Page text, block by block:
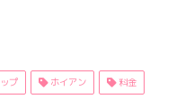
プ ホイアン 料金